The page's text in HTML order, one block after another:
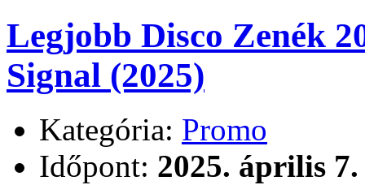
Legjobb Disco Zenék
Signal (2025)
Kategória: Promo
Időpont: 2025. április